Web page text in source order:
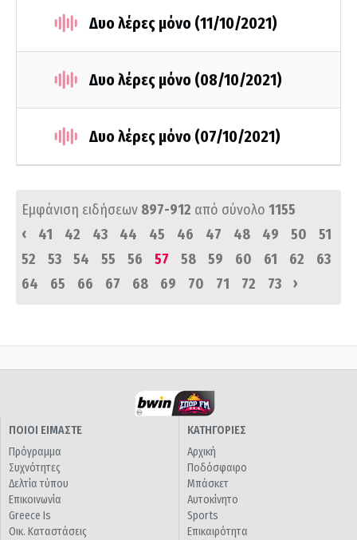
Δυο λέρες μόνο (11/10/2021)
Δυο λέρες μόνο (08/10/2021)
Δυο λέρες μόνο (07/10/2021)
Εμφάνιση ειδήσεων 897-912 από σύνολο 1155
‹
41 42 43 44 45 46 47 48 49 50
51
52
53 54 55 56 57 58 59 60 61 62
63
64
65 66 67 68 69 70 71 72 73 ›
ΠΟΙΟΙ ΕΙΜΑΣΤΕ
Πρόγραμμα
Συχνότητες
Δελτία τύπου
Επικοινωνία
Greece Is
Οικ. Καταστάσεις
ΚΑΤΗΓΟΡΙΕΣ
Αρχική
Ποδόσφαιρο
Μπάσκετ
Αυτοκίνητο
Sports
Επικαιρότητα